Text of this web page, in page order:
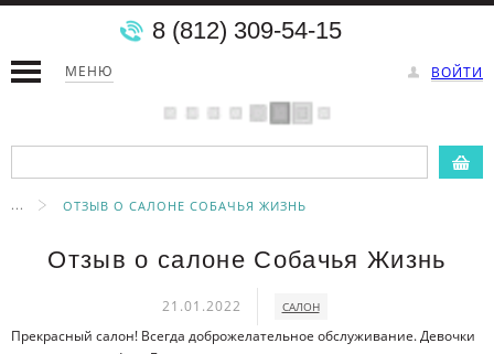
МЕНЮ ВОЙТИ
8 (812) 309-54-15
... ОТЗЫВ О САЛОНЕ СОБАЧЬЯ ЖИЗНЬ
Отзыв о салоне Собачья Жизнь
21.01.2022 САЛОН
Прекрасный салон! Всегда доброжелательное обслуживание. Девочки